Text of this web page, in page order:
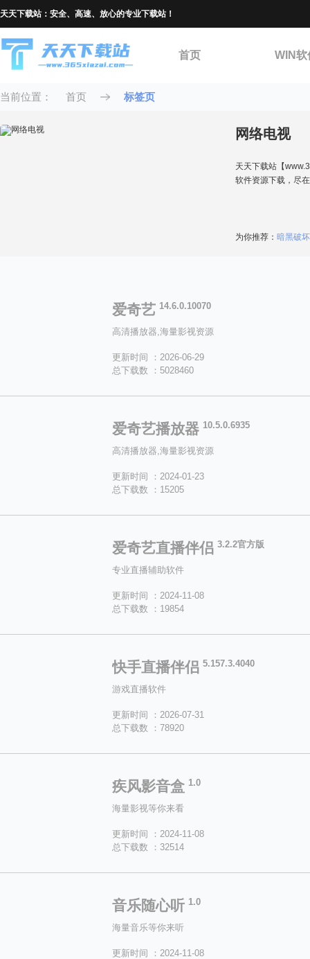
天天下载站：安全、高速、放心的专业下载站！
首页 WIN软
当前位置： 首页 标签页
网络电视
天天下载站【
软件资源下载，尽
为你推荐： 暗黑破
爱奇艺 14.6.0.10070
高清播放器,海量影视资源
更新时间 ：2026-06-29
总下载数 ：5028460
爱奇艺播放器 10.5.0.6935
高清播放器,海量影视资源
更新时间 ：2024-01-23
总下载数 ：15205
爱奇艺直播伴侣 3.2.2官方版
专业直播辅助软件
更新时间 ：2024-11-08
总下载数 ：19854
快手直播伴侣 5.157.3.4040
游戏直播软件
更新时间 ：2026-07-31
总下载数 ：78920
疾风影音盒 1.0
海量影视等你来看
更新时间 ：2024-11-08
总下载数 ：32514
音乐随心听 1.0
海量音乐等你来听
更新时间 ：2024-11-08